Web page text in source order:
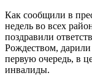
Как сообщили в
недель во всех
поздравили
Рождеством,
первую очередь, в
инвалиды.